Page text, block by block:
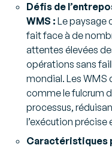
Défis de
WMS : Le paysage
fait face à de
attentes élevées
opérations sans
mondial. Les WMS
comme le fulcrum
processus,
l’exécution
Caractéristiques